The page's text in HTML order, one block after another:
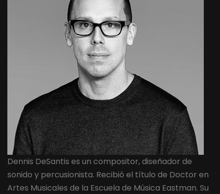
Dennis DeSantis es un compositor, diseñador de
sonido y percusionista. Recibió el título de Doctor en
Artes Musicales de la Escuela de Música Eastman. Su